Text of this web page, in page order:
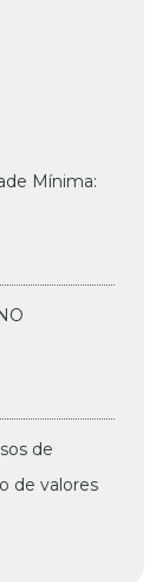
Mínima:
de
de valores